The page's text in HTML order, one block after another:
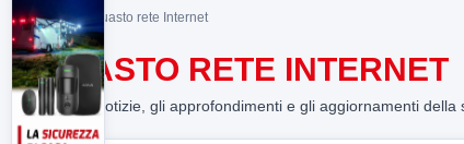
Home> Guasto rete Internet
GUASTO RETE INTERNET
Tutte le notizie, gli approfondimenti e gli aggiornamenti della